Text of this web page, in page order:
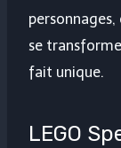
se
fait unique.
LEGO